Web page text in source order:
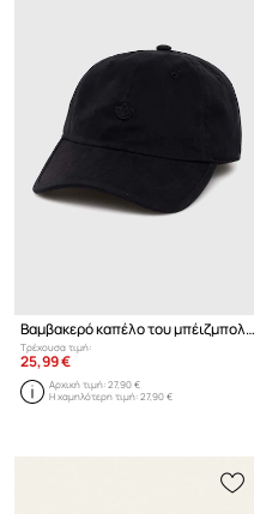
Βαμβακερό καπέλο του μπέιζμπολ adidas Originals Premium Essentials Dad Cap
Τρέχουσα τιμή:
25,99 €
Αρχική τιμή:27,90 €
Η χαμηλότερη τιμή:27,90 €